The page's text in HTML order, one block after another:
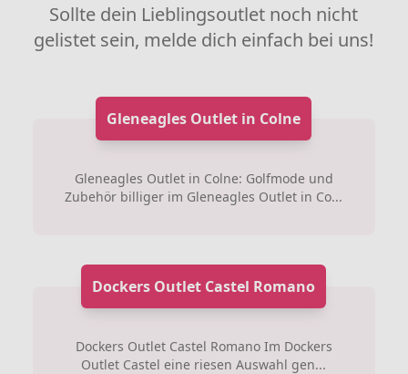
Sollte dein Lieblingsoutlet noch nicht
gelistet sein, melde dich einfach bei uns!
Gleneagles Outlet in Colne
Gleneagles Outlet in Colne: Golfmode und
Zubehör billiger im Gleneagles Outlet in Co...
Dockers Outlet Castel Romano
Dockers Outlet Castel Romano Im Dockers
Outlet Castel eine riesen Auswahl gen...